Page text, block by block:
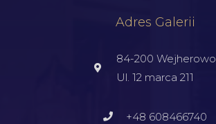
Adres Galerii
84-200 Wejherowo
Ul. 12 marca 211
+48 608466740